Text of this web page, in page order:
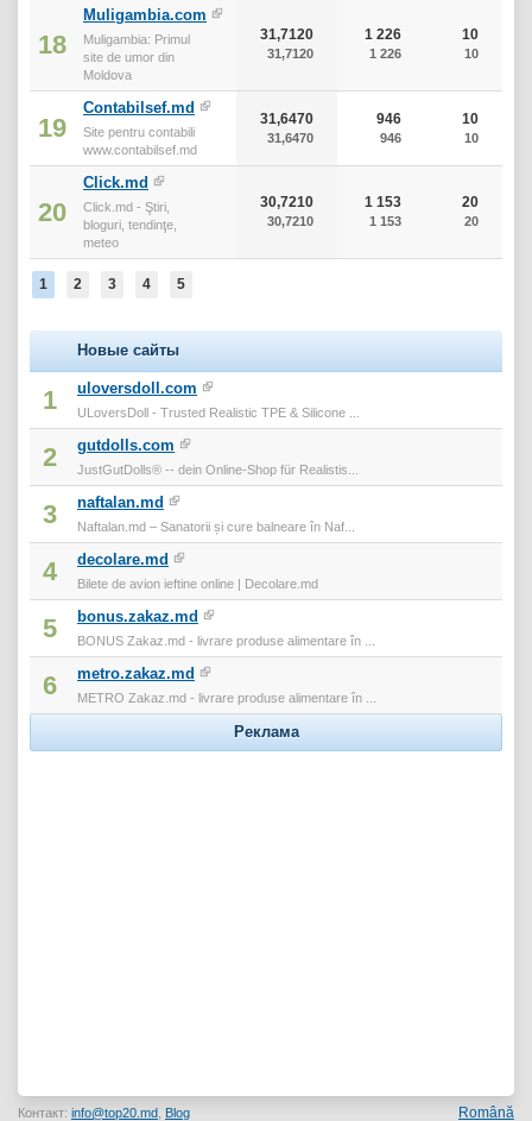
18
Muligambia.com
Muligambia: Primul
site de umor din
Moldova
31,7120
31,7120
1 226
1 226
10
10
19
Contabilsef.md
Site pentru contabili
www.contabilsef.md
31,6470
31,6470
946
946
10
10
20
Click.md
Click.md - Ştiri,
bloguri, tendinţe,
meteo
30,7210
30,7210
1 153
1 153
20
20
1 2 3 4 5
Новые сайты
1 uloversdoll.com
ULoversDoll - Trusted Realistic TPE & Silicone ...
2 gutdolls.com
JustGutDolls® -- dein Online-Shop für Realistis...
3 naftalan.md
Naftalan.md – Sanatorii și cure balneare în Naf...
4 decolare.md
Bilete de avion ieftine online | Decolare.md
5 bonus.zakaz.md
BONUS Zakaz.md - livrare produse alimentare în ...
6 metro.zakaz.md
METRO Zakaz.md - livrare produse alimentare în ...
Реклама
Контакт: info@top20.md Blog Română